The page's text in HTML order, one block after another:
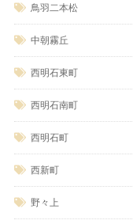
鳥羽二本松
中朝霧丘
西明石東町
西明石南町
西明石町
西新町
野々上